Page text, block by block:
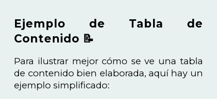
Ejemplo de Tabla de
Contenido 📝
Para ilustrar mejor cómo se ve una tabla
de contenido bien elaborada, aquí hay un
ejemplo simplificado: